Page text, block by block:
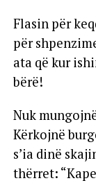
Flasin për
për
ata që kur
bërë!
Nuk
Kërkojnë
s’ia dinë
thërret: